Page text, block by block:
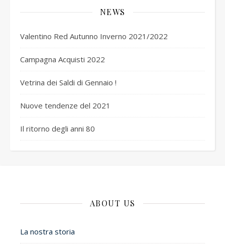
NEWS
Valentino Red Autunno Inverno 2021/2022
Campagna Acquisti 2022
Vetrina dei Saldi di Gennaio !
Nuove tendenze del 2021
Il ritorno degli anni 80
ABOUT US
La nostra storia